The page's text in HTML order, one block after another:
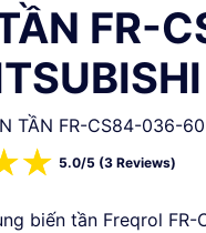
FR-
TẦN FR-CS84-036-
☆ 5.0/5 (3 Reviews)
biến tần Freqrol FR-